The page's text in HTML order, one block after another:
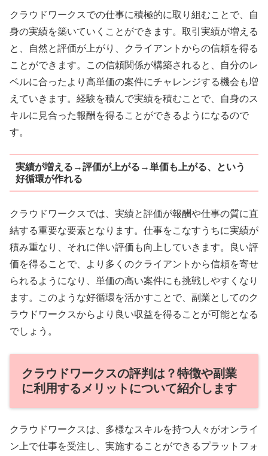
クラウドワークスでの仕事に積極的に取り組むことで、自
身の実績を築いていくことができます。取引実績が増える
と、自然と評価が上がり、クライアントからの信頼を得る
ことができます。この信頼関係が構築されると、自分のレ
ベルに合ったより高単価の案件にチャレンジする機会も増
えていきます。経験を積んで実績を積むことで、自身のス
キルに見合った報酬を得ることができるようになるので
す。
実績が増える→評価が上がる→単価も上がる、という
好循環が作れる
クラウドワークスでは、実績と評価が報酬や仕事の質に直
結する重要な要素となります。仕事をこなすうちに実績が
積み重なり、それに伴い評価も向上していきます。良い評
価を得ることで、より多くのクライアントから信頼を寄せ
られるようになり、単価の高い案件にも挑戦しやすくなり
ます。このような好循環を活かすことで、副業としてのク
ラウドワークスからより良い収益を得ることが可能となる
でしょう。
クラウドワークスの評判は？特徴や副業
に利用するメリットについて紹介します
クラウドワークスは、多様なスキルを持つ人々がオンライ
ン上で仕事を受注し、実施することができるプラットフォ